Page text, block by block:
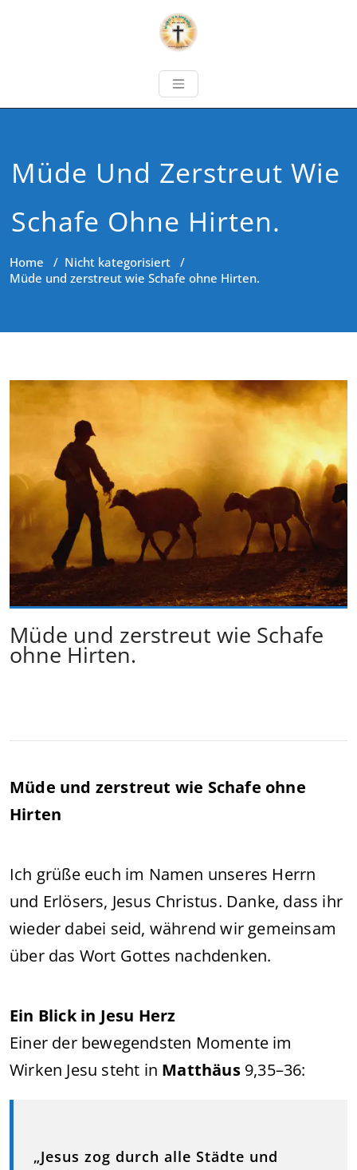
Müde Und Zerstreut Wie
Schafe Ohne Hirten.
Home / Nicht kategorisiert /
Müde und zerstreut wie Schafe ohne Hirten.
Müde und zerstreut wie Schafe
ohne Hirten.
Müde und zerstreut wie Schafe ohne
Hirten
Ich grüße euch im Namen unseres Herrn
und Erlösers, Jesus Christus. Danke, dass ihr
wieder dabei seid, während wir gemeinsam
über das Wort Gottes nachdenken.
Ein Blick in Jesu Herz
Einer der bewegendsten Momente im
Wirken Jesu steht in Matthäus9,35–36:
„Jesus zog durch alle Städte und